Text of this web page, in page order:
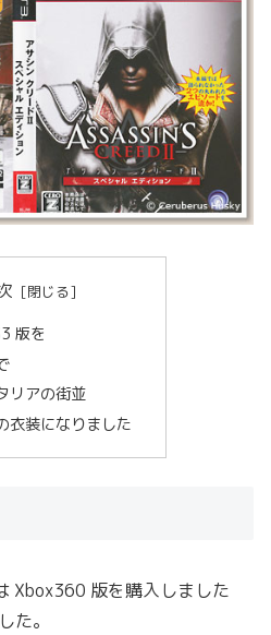
版を
リアの街並
衣装になりました
Xbox360 版を購入しました
た。